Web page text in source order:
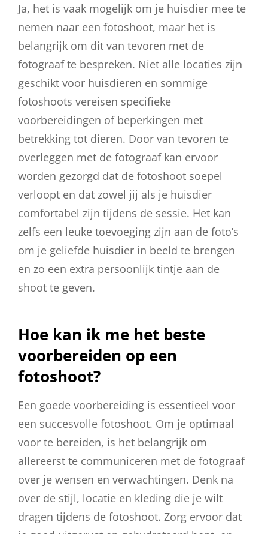
Ja, het is vaak mogelijk om je huisdier mee te
nemen naar een fotoshoot, maar het is
belangrijk om dit van tevoren met de
fotograaf te bespreken. Niet alle locaties zijn
geschikt voor huisdieren en sommige
fotoshoots vereisen specifieke
voorbereidingen of beperkingen met
betrekking tot dieren. Door van tevoren te
overleggen met de fotograaf kan ervoor
worden gezorgd dat de fotoshoot soepel
verloopt en dat zowel jij als je huisdier
comfortabel zijn tijdens de sessie. Het kan
zelfs een leuke toevoeging zijn aan de foto’s
om je geliefde huisdier in beeld te brengen
en zo een extra persoonlijk tintje aan de
shoot te geven.
Hoe kan ik me het beste
voorbereiden op een
fotoshoot?
Een goede voorbereiding is essentieel voor
een succesvolle fotoshoot. Om je optimaal
voor te bereiden, is het belangrijk om
allereerst te communiceren met de fotograaf
over je wensen en verwachtingen. Denk na
over de stijl, locatie en kleding die je wilt
dragen tijdens de fotoshoot. Zorg ervoor dat